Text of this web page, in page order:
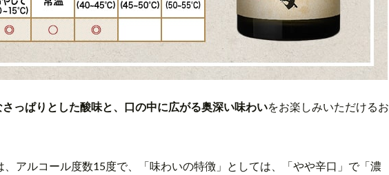
っぱりとした酸味と、口の中に広がる奥深い味わいをお楽しみいただけるお
、アルコール度数15度で、「味わいの特徴」としては、「やや辛口」で「濃